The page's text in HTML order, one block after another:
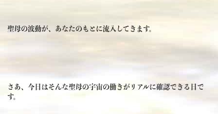
聖母の波動が、あなたのもとに流入してきます。
さあ、今日はそんな聖母の宇宙の働きがリアルに確認できる日で
す。